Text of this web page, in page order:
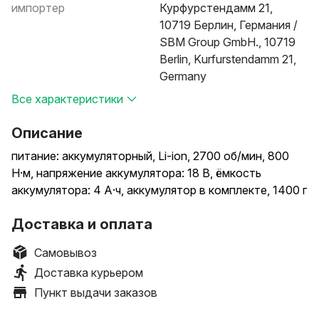
импортер
Курфурстендамм 21,
10719 Берлин, Германия /
SBM Group GmbH., 10719
Berlin, Kurfurstendamm 21,
Germany
Все характеристики
Описание
питание: аккумуляторный, Li-ion, 2700 об/мин, 800
Н·м, напряжение аккумулятора: 18 В, ёмкость
аккумулятора: 4 А·ч, аккумулятор в комплекте, 1400 г
Доставка и оплата
Самовывоз
Доставка курьером
Пункт выдачи заказов